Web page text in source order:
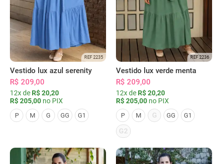
REF 2235
Vestido lux azul serenity
R$ 209,00
12x de R$ 20,20
R$ 205,00 no PIX
P M G GG G1
REF 2236
Vestido lux verde menta
R$ 209,00
12x de R$ 20,20
R$ 205,00 no PIX
P M G GG G1
G2